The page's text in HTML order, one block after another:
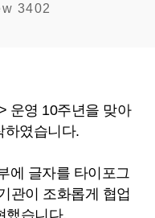
3402
운영 10주년을 맞아
하였습니다.
에 글자를 타이포그
관이 조화롭게 협업
했습니다.